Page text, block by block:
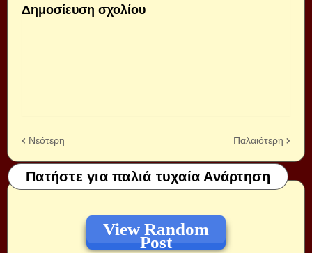
Δημοσίευση σχολίου
Νεότερη Παλαιότερη
Πατήστε για παλιά τυχαία Ανάρτηση
View Random
Post